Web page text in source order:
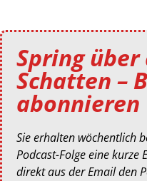
Spring über
Schatten –
abonnieren
Sie erhalten wöchentlich
Podcast-Folge eine kurze
direkt aus der Email den